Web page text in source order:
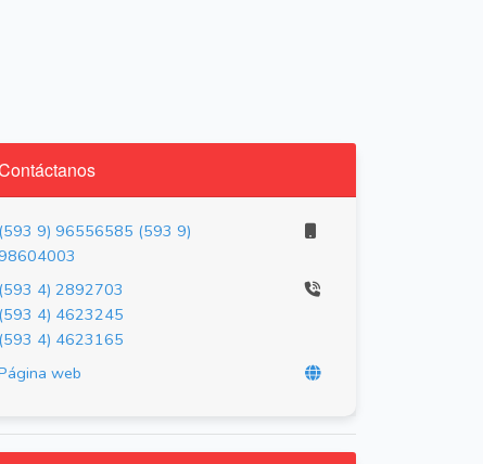
(593 9) 96556585 (593 9)
98604003
(593 4) 2892703
(593 4) 4623245
(593 4) 4623165
web